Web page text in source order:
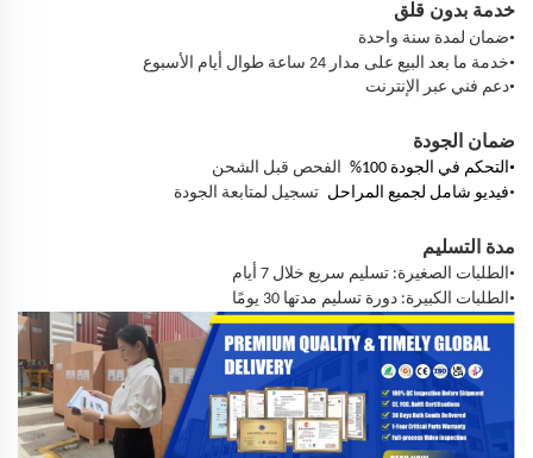
خدمة بدون قلق
•ضمان لمدة سنة واحدة
•خدمة ما بعد البيع على مدار 24 ساعة طوال أيام الأسبوع
•دعم فني عبر الإنترنت
ضمان الجودة
• التحكم في الجودة 100%
الفحص قبل الشحن
•فيديو شامل لجميع المراحل تسجيل لمتابعة الجودة
مدة التسليم
• الطلبات الصغيرة: تسليم سريع خلال 7 أيام
• الطلبات الكبيرة: دورة تسليم مدتها 30 يومًا